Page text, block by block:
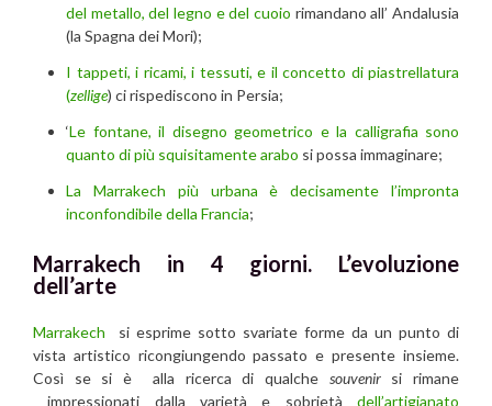
del metallo, del legno e del cuoio rimandano all’ Andalusia
(la Spagna dei Mori);
I tappeti, i ricami, i tessuti, e il concetto di piastrellatura
(zellige) ci rispediscono in Persia;
‘Le fontane, il disegno geometrico e la calligrafia sono
quanto di più squisitamente arabo si possa immaginare;
La Marrakech più urbana è decisamente l’impronta
inconfondibile della Francia;
Marrakech in 4 giorni. L’evoluzione
dell’arte
Marrakech si esprime sotto svariate forme da un punto di
vista artistico ricongiungendo passato e presente insieme.
Così se si è alla ricerca di qualche souvenirsi rimane
impressionati dalla varietà e sobrietà dell’artigianato